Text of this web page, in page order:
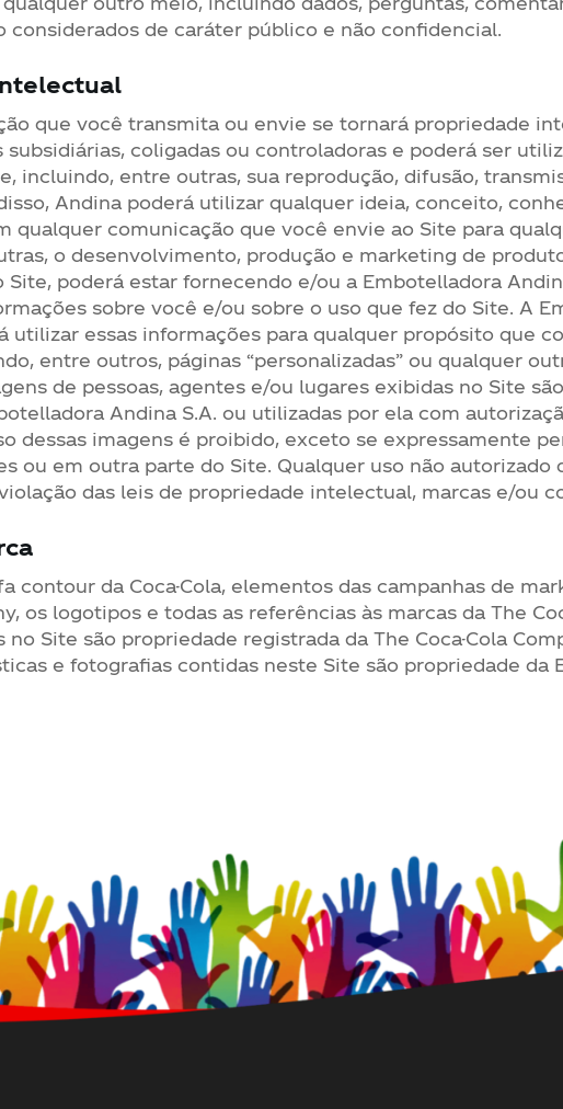
considerados de caráter público e não confidencial.
que você transmita ou envie se tornará propriedade
subsidiárias, coligadas ou controladoras e poderá ser
incluindo, entre outras, sua reprodução, difusão,
Andina poderá utilizar qualquer ideia, conceito,
qualquer comunicação que você envie ao Site para
o desenvolvimento, produção e marketing de
poderá estar fornecendo e/ou a Embotelladora
sobre você e/ou sobre o uso que fez do Site. A
utilizar essas informações para qualquer propósito que
entre outros, páginas “personalizadas” ou qualquer
de pessoas, agentes e/ou lugares exibidas no Site
Andina S.A. ou utilizadas por ela com
dessas imagens é proibido, exceto se expressamente
ou em outra parte do Site. Qualquer uso não autorizado
das leis de propriedade intelectual, marcas e/ou
contour da Coca-Cola, elementos das campanhas de
os logotipos e todas as referências às marcas da The
no Site são propriedade registrada da The Coca-Cola
e fotografias contidas neste Site são propriedade da